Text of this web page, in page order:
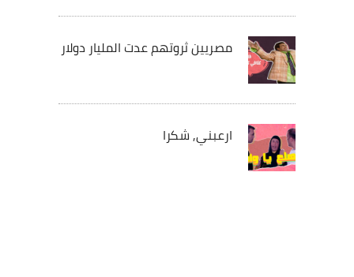
مصريين ثروتهم عدت المليار دولار
ارعبني, شكرا